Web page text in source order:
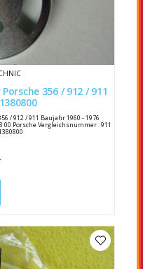
/ 912 / 911 Baujahr 1960 - 1976
Porsche Vergleichsnummer : 911